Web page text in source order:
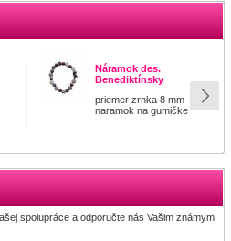
Náramok des.
Benediktínsky
priemer zrnka 8 mm
naramok na gumičke
spolupráce a odporučte nás Vašim známym